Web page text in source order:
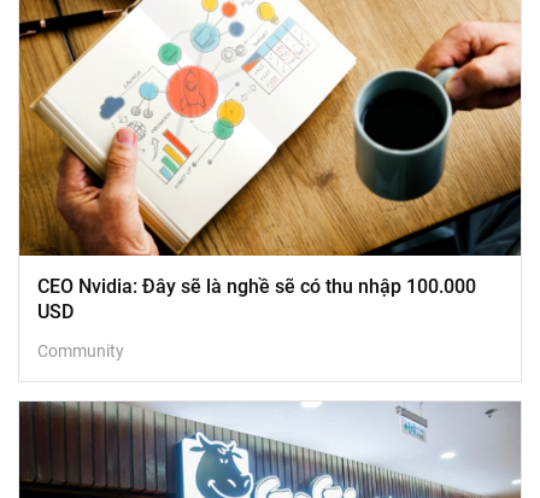
CEO Nvidia: Đây sẽ là nghề sẽ có thu nhập 100.000
USD
Community